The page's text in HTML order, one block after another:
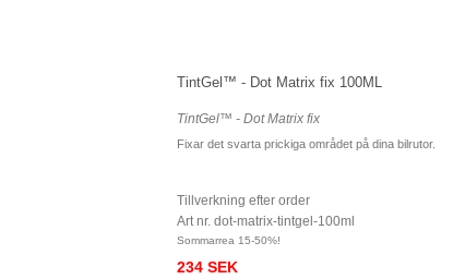
TintGel™ - Dot Matrix fix 100ML
TintGel™ - Dot Matrix fix
Fixar det svarta prickiga området på dina bilrutor.
Tillverkning efter order
Art nr. dot-matrix-tintgel-100ml
Sommarrea 15-50%!
234 SEK